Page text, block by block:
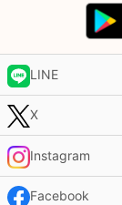
LINE
X
Instagram
Facebook